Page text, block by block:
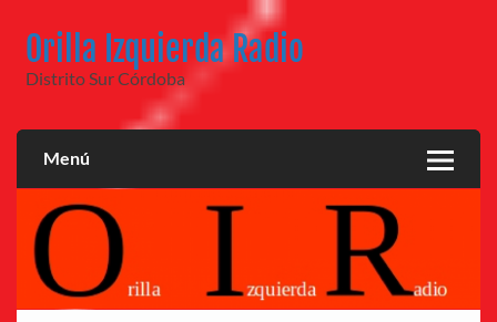
contenido
Orilla Izquierda Radio
Distrito Sur Córdoba
Menú